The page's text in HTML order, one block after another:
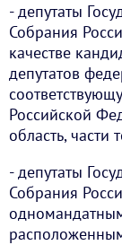
- депутаты
Собрания
качестве
депутатов
Российской
область, части
- депутаты
Собрания